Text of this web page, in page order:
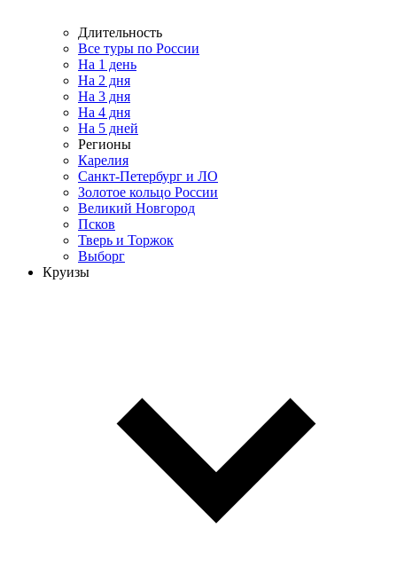
Длительность
Все туры по России
На 1 день
На 2 дня
На 3 дня
На 4 дня
На 5 дней
Регионы
Карелия
Санкт-Петербург и ЛО
Золотое кольцо России
Великий Новгород
Псков
Тверь и Торжок
Выборг
Круизы